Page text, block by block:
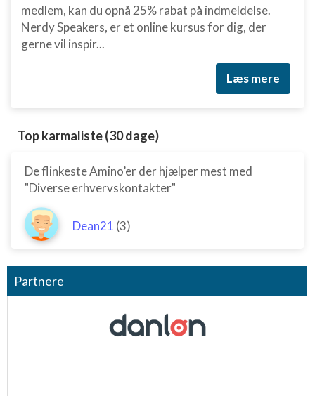
medlem, kan du opnå 25% rabat på indmeldelse.
Nerdy Speakers, er et online kursus for dig, der
gerne vil inspir...
Læs mere
Top karmaliste (30 dage)
De flinkeste Amino’er der hjælper mest med
"Diverse erhvervskontakter"
Dean21 (3)
Partnere